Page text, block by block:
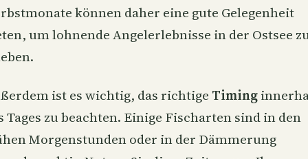
können daher eine gute Gelegenheit
um lohnende Angelerlebnisse in der Ostsee
ist es wichtig, das richtige Timing
Tages zu beachten. Einige Fischarten sind in den
Morgenstunden oder in der Dämmerung